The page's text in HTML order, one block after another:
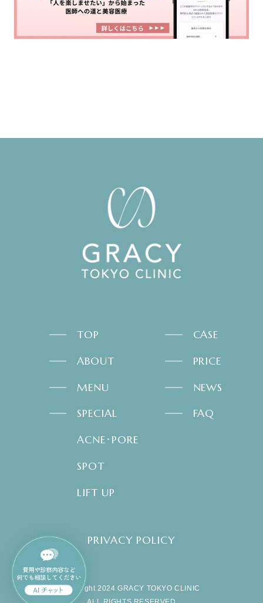
TOP
ABOUT
MENU
SPECIAL
ACNE･PORE
SPOT
LIFT UP
CASE
PRICE
NEWS
FAQ
PRIVACY POLICY
copyright 2024 GRACY TOKYO CLINIC